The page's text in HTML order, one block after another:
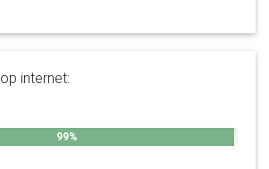
op internet:
99%